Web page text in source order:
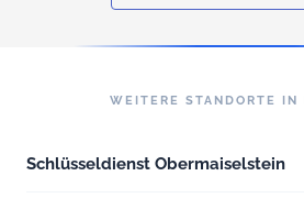
WEITERE STANDORTE IN
Schlüsseldienst Obermaiselstein